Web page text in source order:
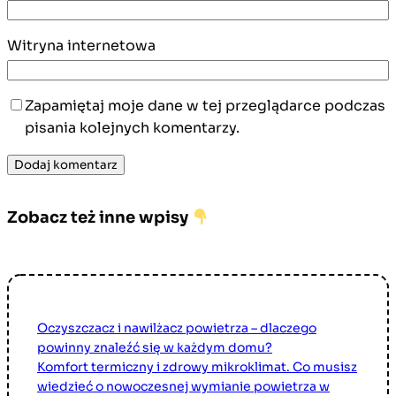
Witryna internetowa
Zapamiętaj moje dane w tej przeglądarce podczas
pisania kolejnych komentarzy.
Zobacz też inne wpisy
Oczyszczacz i nawilżacz powietrza – dlaczego
powinny znaleźć się w każdym domu?
Komfort termiczny i zdrowy mikroklimat. Co musisz
wiedzieć o nowoczesnej wymianie powietrza w